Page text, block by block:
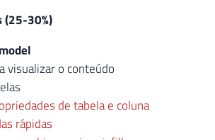
(25-30%)
visualizar o conteúdo
de tabela e coluna
rápidas